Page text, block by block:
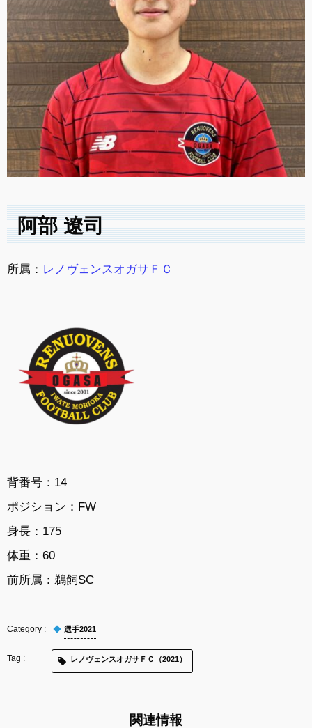
阿部 遼司
所属： レノヴェンスオガサＦＣ
背番号：14
ポジション：FW
身長：175
体重：60
前所属：鵜飼SC
選手2021
レノヴェンスオガサＦＣ（2021）
関連情報